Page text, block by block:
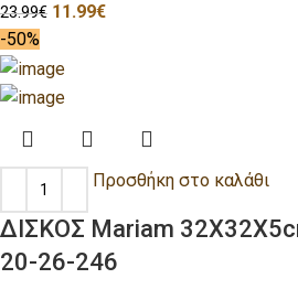
23.99€ 11.99€
-50%
Προσθήκη στο καλάθι
ΔΙΣΚΟΣ Mariam
20-26-246